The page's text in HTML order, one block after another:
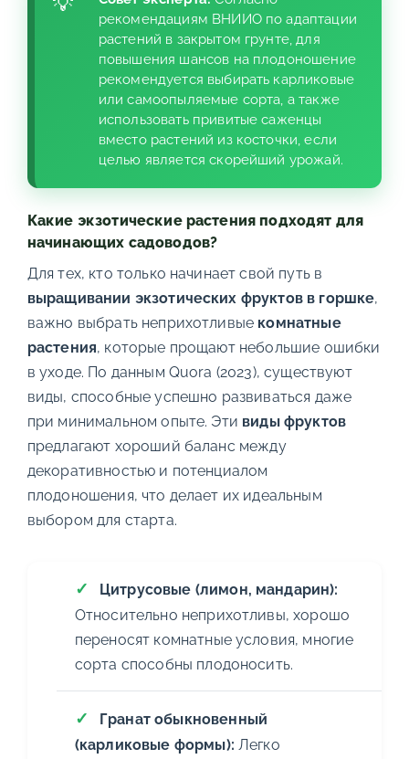
рекомендациям ВНИИО по адаптации
растений в закрытом грунте, для
повышения шансов на плодоношение
рекомендуется выбирать карликовые
или самоопыляемые сорта, а также
использовать привитые саженцы
вместо растений из косточки, если
целью является скорейший урожай.
Какие экзотические растения подходят для
начинающих садоводов?
Для тех, кто только начинает свой путь в
выращивании экзотических фруктов в горшке,
важно выбрать неприхотливые комнатные
растения, которые прощают небольшие ошибки
в уходе. По данным Quora (2023), существуют
виды, способные успешно развиваться даже
при минимальном опыте. Эти виды фруктов
предлагают хороший баланс между
декоративностью и потенциалом
плодоношения, что делает их идеальным
выбором для старта.
Цитрусовые (лимон, мандарин):
Относительно неприхотливы, хорошо
переносят комнатные условия, многие
сорта способны плодоносить.
Гранат обыкновенный
(карликовые формы): Легко